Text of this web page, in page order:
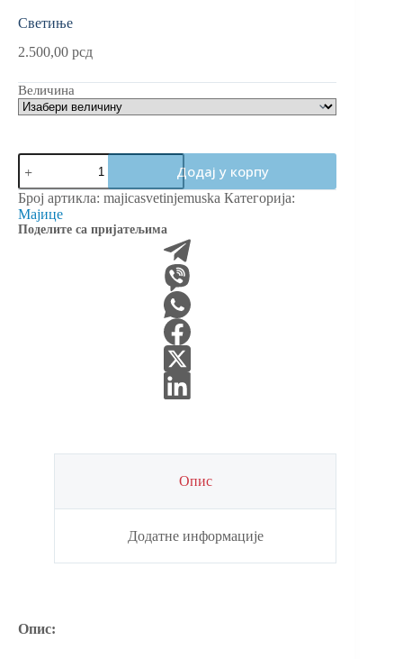
Светиње
2.500,00 рсд
Величина
Светиње
количина
Додај у корпу
Број артикла: majicasvetinjemuska Категорија:
Мајице
Поделите са пријатељима
Опис
Додатне информације
Опис: